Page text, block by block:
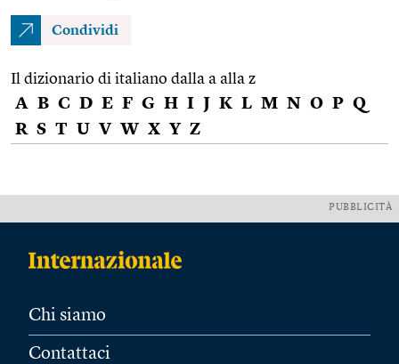
Condividi
Il dizionario di italiano dalla a alla z
A B C D E F G H I J K L M N O P Q
R S T U V W X Y Z
PUBBLICITÀ
Chi siamo
Contattaci